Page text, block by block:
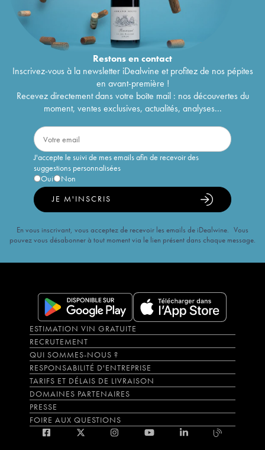
Restons encontact
Inscrivez-vous à la newsletter iDealwine et profitez de nos pépites
en avant-première !
Recevez directement dans votre boîte mail : nos découvertes du
moment, ventes exclusives, actualités, analyses...
J'accepte le suivi de mes emails afin de recevoir des
suggestions personnalisées
Oui
Non
JE M'INSCRIS
En vous inscrivant, vous acceptez de recevoir les emails de iDealwine. Vous
pouvez vous désabonner à tout moment via le lien présent dans chaque message.
ESTIMATION VIN GRATUITE
RECRUTEMENT
QUI SOMMES-NOUS ?
RESPONSABILITÉ D'ENTREPRISE
TARIFS ET DÉLAIS DE LIVRAISON
DOMAINES PARTENAIRES
PRESSE
FOIRE AUX QUESTIONS